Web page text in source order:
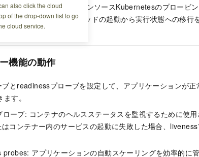
also click the cloud
of the drop-down list to go
cloud service.
ことができます。 オープンソースKubernetesのプロービ
タート時間を短縮し、ポッドの起動から実行状態への移行
用しています。
機能の動作
とreadinessプローブを設定して、アプリケーションが
す。
ーブ: コンテナのヘルスステータスを監視するために使
コンテナー内のサービスの起動に失敗した場合、
probes: アプリケーションの自動スケーリングを効率的に